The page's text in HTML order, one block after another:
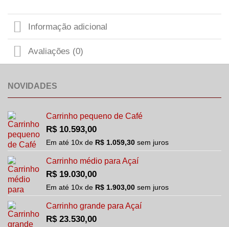
Informação adicional
Avaliações (0)
NOVIDADES
Carrinho pequeno de Café
R$10.593,00
Em até 10x de R$ 1.059,30 sem juros
Carrinho médio para Açaí
R$19.030,00
Em até 10x de R$ 1.903,00 sem juros
Carrinho grande para Açaí
R$23.530,00